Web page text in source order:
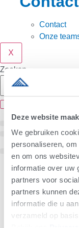
Deze website
We gebruiken
personaliseren,
en om ons
informatie over uw
partners voor
partners kunnen
informatie die u
verzameld op
Contact
Onze
X
Zoeken
Kennis
nieuws